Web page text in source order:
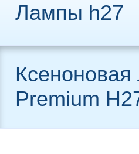
Лампы h27
Premium